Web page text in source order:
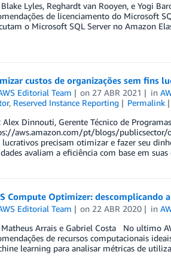
Blake Lyles, Reghardt van Rooyen, e Yogi
de licenciamento do Microsoft
o Microsoft SQL Server no Amazon
custos de organizações sem fins
Editorial Team on 27 ABR 2021 in
, Reserved Instance Reporting Permalink
Alex Dinnouti, Gerente Técnico de
aws.amazon.com/pt/blogs/publicsector/
precisam otimizar e fazer seu
avaliam a eficiência com base em
Compute Optimizer: descomplicando
Editorial Team on 22 ABR 2020 in
Matheus Arrais e Gabriel Costa No ultimo
de recursos computacionais
learning para analisar métricas de